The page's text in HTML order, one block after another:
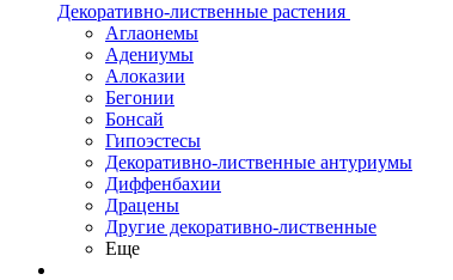
Декоративно-лиственные растения
Аглаонемы
Адениумы
Алоказии
Бегонии
Бонсай
Гипоэстесы
Декоративно-лиственные антуриумы
Диффенбахии
Драцены
Другие декоративно-лиственные
Еще